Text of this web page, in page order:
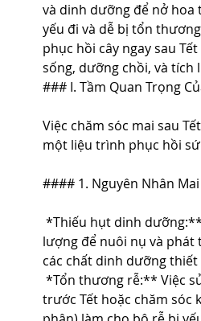
và dinh dưỡng để nở hoa
yếu đi và dễ bị tổn
phục hồi cây ngay sau
sống, dưỡng chồi, và tích
### I. Tầm Quan Trọng
Việc chăm sóc mai sau
một liệu trình phục hồi
#### 1. Nguyên Nhân Mai
*Thiếu hụt dinh
lượng để nuôi nụ và
các chất dinh dưỡng thiết
*Tổn thương rễ:** Việc
trước Tết hoặc chăm sóc